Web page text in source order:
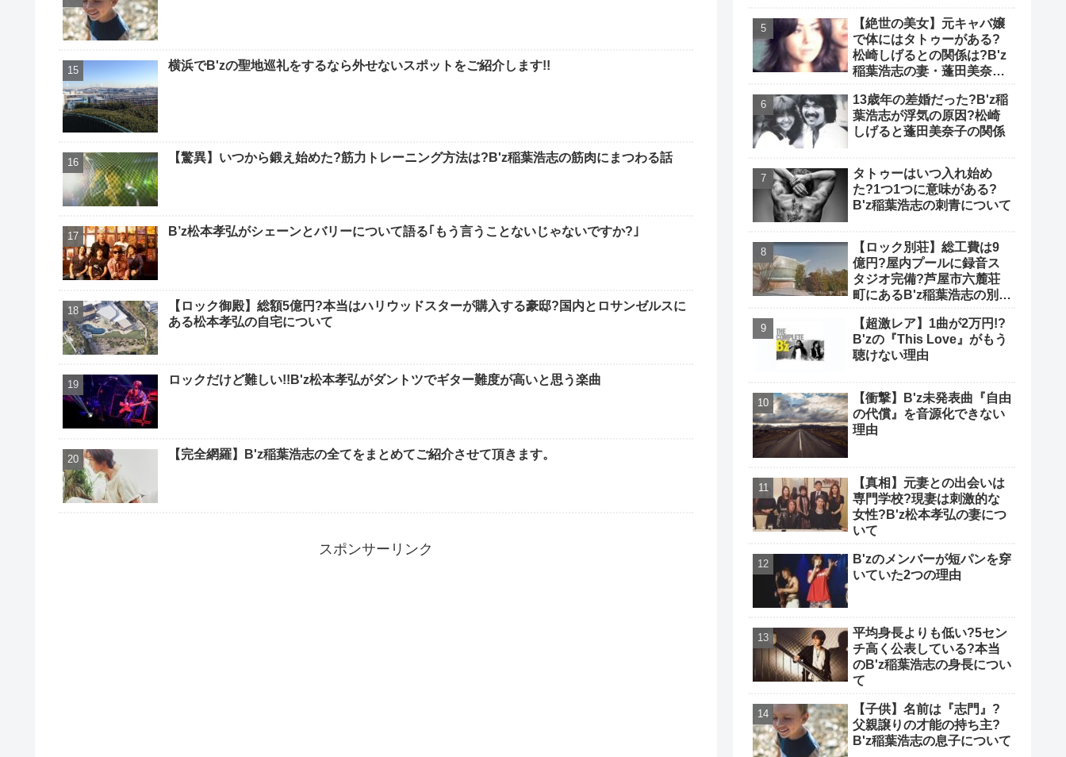
横浜でB'zの聖地巡礼をするなら外せないスポットをご紹介します!!
【驚異】いつから鍛え始めた?筋力トレーニング方法は?B'z稲葉浩志の筋肉にまつわる話
B’z松本孝弘がシェーンとバリーについて語る｢もう言うことないじゃないですか?｣
【ロック御殿】総額5億円?本当はハリウッドスターが購入する豪邸?国内とロサンゼルスに
ある松本孝弘の自宅について
ロックだけど難しい!!B'z松本孝弘がダントツでギター難度が高いと思う楽曲
【完全網羅】B'z稲葉浩志の全てをまとめてご紹介させて頂きます。
スポンサーリンク
【絶世の美女】元キャバ嬢
で体にはタトゥーがある?
松崎しげるとの関係は?B'z
稲葉浩志の妻・蓬田美奈子
13歳年の差婚だった?B'z稲
葉浩志が浮気の原因?松崎
しげると蓬田美奈子の関係
タトゥーはいつ入れ始め
た?1つ1つに意味がある?
B'z稲葉浩志の刺青について
【ロック別荘】総工費は9
億円?屋内プールに録音ス
タジオ完備?芦屋市六麓荘
町にあるB'z稲葉浩志の別荘
【超激レア】1曲が2万円!?
B'zの『This Love』がもう
聴けない理由
【衝撃】B'z未発表曲『自由
の代償』を音源化できない
理由
【真相】元妻との出会いは
専門学校?現妻は刺激的な
女性?B'z松本孝弘の妻につ
いて
B'zのメンバーが短パンを穿
いていた2つの理由
平均身長よりも低い?5セン
チ高く公表している?本当
のB'z稲葉浩志の身長につい
て
【子供】名前は『志門』?
父親譲りの才能の持ち主?
B'z稲葉浩志の息子について